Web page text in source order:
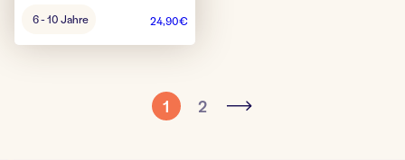
Spiel:
6 - 10 Jahre 24,90€
1 2